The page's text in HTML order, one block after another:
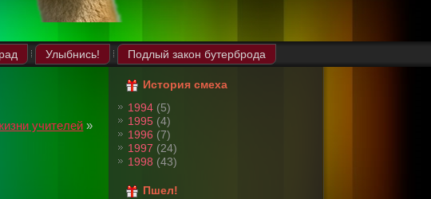
Улыбнись! Подлый закон бутерброда
учителей »
История смеха
1994 (5)
1995 (4)
1996 (7)
1997 (24)
1998 (43)
Пшел!